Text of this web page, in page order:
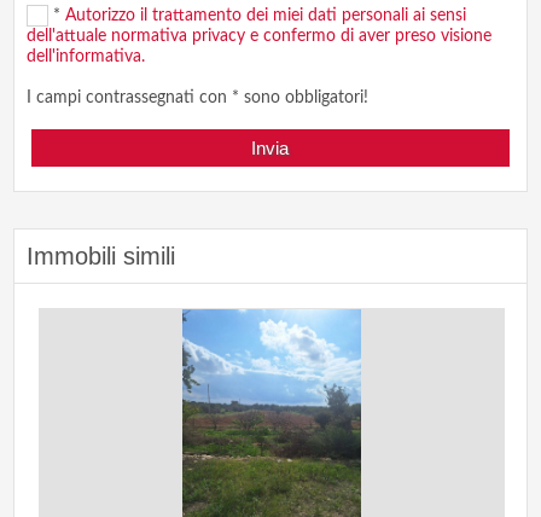
*Autorizzo il trattamento dei miei dati personali ai sensi
dell'attuale normativa privacy e confermo di aver preso visione
dell'informativa.
I campi contrassegnati con * sono obbligatori!
Immobili simili